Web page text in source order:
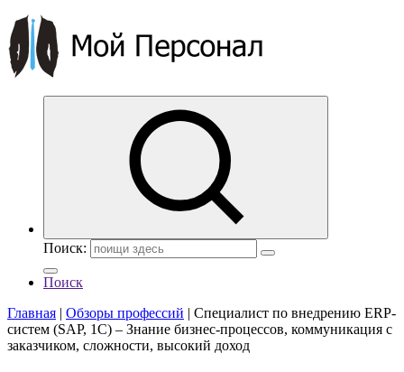
Поиск:
Поиск
Главная | Обзоры профессий | Специалист по внедрению ERP-
систем (SAP, 1C) – Знание бизнес-процессов, коммуникация с
заказчиком, сложности, высокий доход